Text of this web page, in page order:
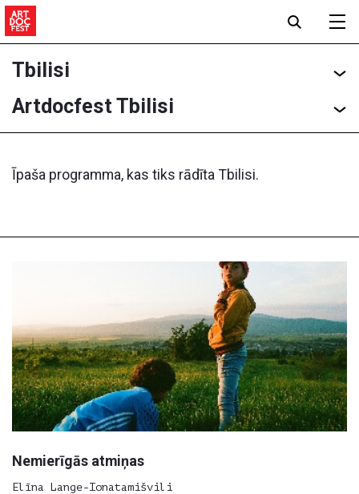
Tbilisi
Artdocfest Tbilisi
Īpaša programma, kas tiks rādīta Tbilisi.
Nemierīgās atmiņas
Elīna Lange-Ionatamišvili